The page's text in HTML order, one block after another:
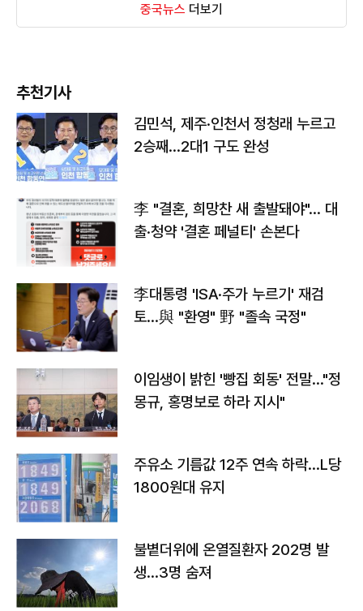
중국뉴스 더보기
추천기사
김민석, 제주·인천서 정청래 누르고
2승째…2대1 구도 완성
李 "결혼, 희망찬 새 출발돼야"… 대
출·청약 '결혼 페널티' 손본다
李대통령 'ISA·주가 누르기' 재검
토…與 "환영" 野 "졸속 국정"
이임생이 밝힌 '빵집 회동' 전말…"정
몽규, 홍명보로 하라 지시"
주유소 기름값 12주 연속 하락…L당
1800원대 유지
불볕더위에 온열질환자 202명 발
생…3명 숨져